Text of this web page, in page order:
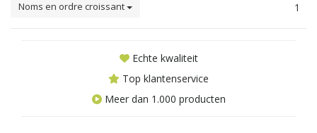
Noms en ordre croissant 1
Echte kwaliteit
Top klantenservice
Meer dan 1.000 producten